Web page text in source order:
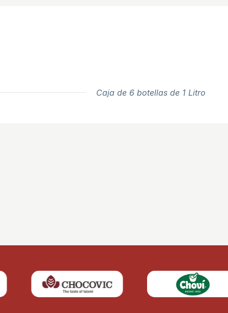
Caja de 6 botellas de 1 Litro